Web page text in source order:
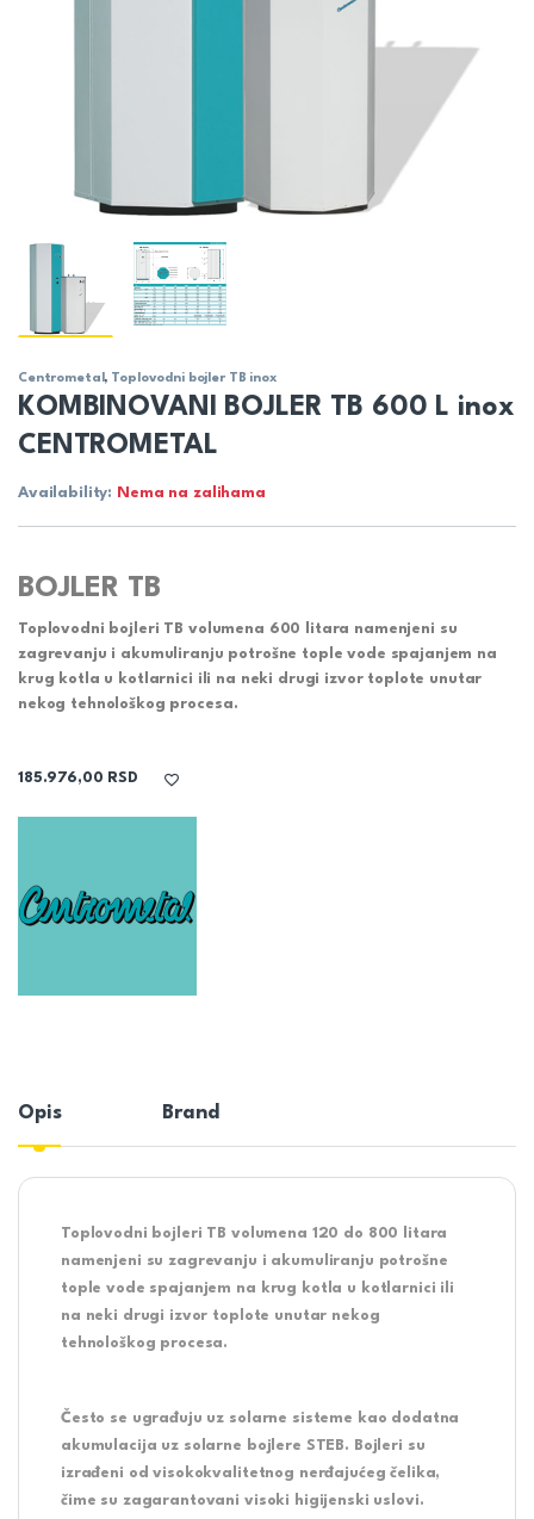
Centrometal, Toplovodni bojler TB inox
KOMBINOVANI BOJLER TB 600 L inox
CENTROMETAL
Availability: Nema na zalihama
BOJLER TB
Toplovodni bojleri TB volumena 600 litara namenjeni su
zagrevanju i akumuliranju potrošne tople vode spajanjem na
krug kotla u kotlarnici ili na neki drugi izvor toplote unutar
nekog tehnološkog procesa.
185.976,00 RSD
Opis Brand
Toplovodni bojleri TB volumena 120 do 800 litara
namenjeni su zagrevanju i akumuliranju potrošne
tople vode spajanjem na krug kotla u kotlarnici ili
na neki drugi izvor toplote unutar nekog
tehnološkog procesa.
Često se ugrađuju uz solarne sisteme kao dodatna
akumulacija uz solarne bojlere STEB. Bojleri su
izrađeni od visokokvalitetnog nerđajućeg čelika,
čime su zagarantovani visoki higijenski uslovi.